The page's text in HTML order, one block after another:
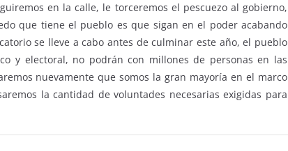
en la calle, le torceremos el pescuezo al gobierno,
que tiene el pueblo es que sigan en el poder acabando
se lleve a cabo antes de culminar este año, el pueblo
y electoral, no podrán con millones de personas en las
nuevamente que somos la gran mayoría en el marco
la cantidad de voluntades necesarias exigidas para